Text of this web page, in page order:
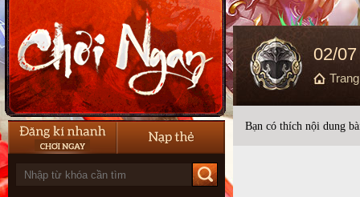
02/
Bạn có thích nội dung